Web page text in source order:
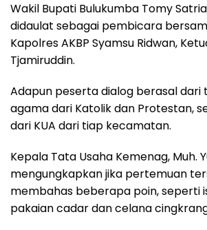
Wakil Bupati Bulukumba Tomy
didaulat sebagai pembicara
Kapolres AKBP Syamsu Ridwan,
Tjamiruddin.
Adapun peserta dialog berasal dari
agama dari Katolik dan Protestan,
dari KUA dari tiap kecamatan.
Kepala Tata Usaha Kemenag, Muh.
mengungkapkan jika pertemuan
membahas beberapa poin, seperti
pakaian cadar dan celana